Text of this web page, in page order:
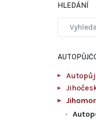
HLEDÁNÍ